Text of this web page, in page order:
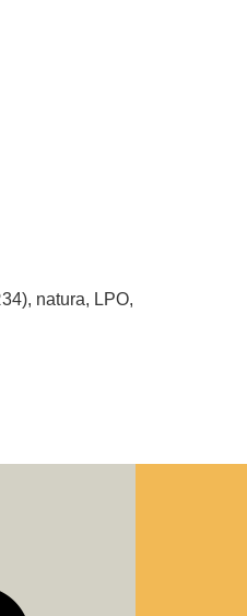
natura, LPO,